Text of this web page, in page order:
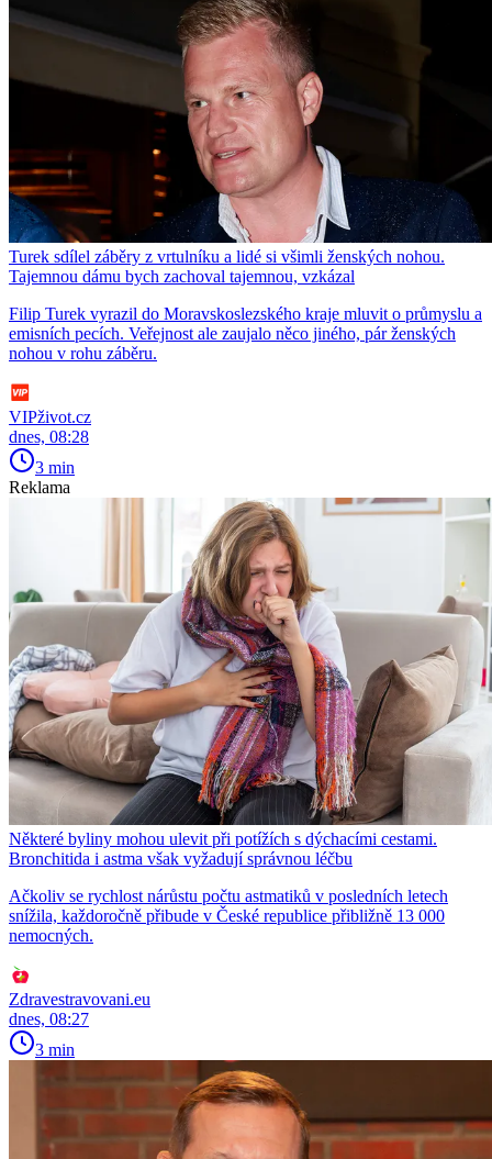
Turek sdílel záběry z vrtulníku a lidé si všimli ženských nohou.
Tajemnou dámu bych zachoval tajemnou, vzkázal
Filip Turek vyrazil do Moravskoslezského kraje mluvit o průmyslu a
emisních pecích. Veřejnost ale zaujalo něco jiného, pár ženských
nohou v rohu záběru.
VIPživot.cz
dnes, 08:28
3 min
Reklama
Některé byliny mohou ulevit při potížích s dýchacími cestami.
Bronchitida i astma však vyžadují správnou léčbu
Ačkoliv se rychlost nárůstu počtu astmatiků v posledních letech
snížila, každoročně přibude v České republice přibližně 13 000
nemocných.
Zdravestravovani.eu
dnes, 08:27
3 min